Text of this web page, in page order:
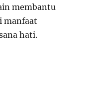
membantu
manfaat
hati.